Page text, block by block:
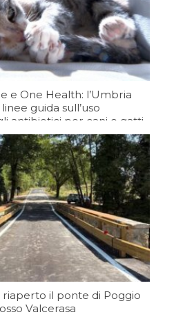
e One Health: l’Umbria
guida sull’uso
antibiotici per cani e gatti
riaperto il ponte di Poggio
Valcerasa